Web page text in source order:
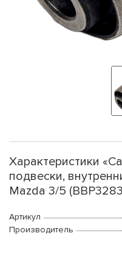
Характеристики
подвески,
Mazda 3/5
Артикул
Производитель